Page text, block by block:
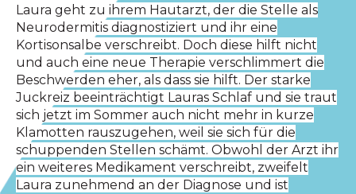
Laura geht zu ihrem Hautarzt, der die Stelle als
Neurodermitis diagnostiziert und ihr eine
Kortisonsalbe verschreibt. Doch diese hilft nicht
und auch eine neue Therapie verschlimmert die
Beschwerden eher, als dass sie hilft. Der starke
Juckreiz beeinträchtigt Lauras Schlaf und sie traut
sich jetzt im Sommer auch nicht mehr in kurze
Klamotten rauszugehen, weil sie sich für die
schuppenden Stellen schämt. Obwohl der Arzt ihr
ein weiteres Medikament verschreibt, zweifelt
Laura zunehmend an der Diagnose und ist